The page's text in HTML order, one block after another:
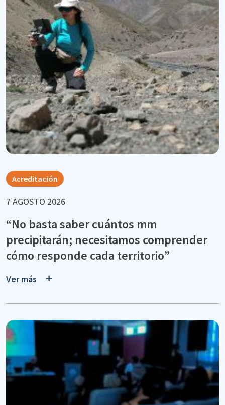
Acreditación
7 AGOSTO 2026
“No basta saber cuántos mm
precipitarán; necesitamos comprender
cómo responde cada territorio”
Ver más